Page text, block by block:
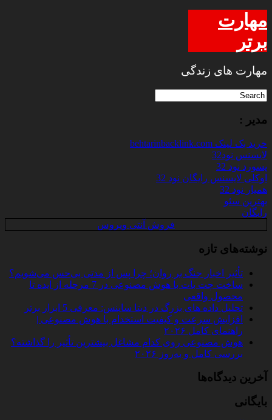
مهارت
برتر
مهارت های زندگی
مدیر :
خرید بک لینک behtarinbacklink.com
لایسنس نود32
پسورد نود 32
اوکلی لایسنس رایگان نود 32
همیار نود 32
بهترین سئو
رایگان
فروش آنتی ویروس
نوشته‌های تازه
تأثیر اخبار جنگ بر روان؛ چرا پس از مدتی بی‌حس می‌شویم؟
ساخت چت‌ بات با هوش مصنوعی در 7 مرحله از ایده تا
محصول واقعی
تحلیل داده‌ های بزرگ در دیتا ساینس: معرفی 5 ابزار برتر
افزایش سرعت و کیفیت استخدام با هوش مصنوعی |
راهنمای کامل ۲۰۲۶
هوش مصنوعی روی کدام مشاغل بیشترین تأثیر را گذاشته؟
بررسی کامل و به‌روز ۲۰۲۶
آخرین دیدگاه‌ها
بایگانی